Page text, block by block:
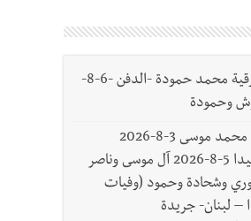
أن يبقى الشعب الفلسطيني يعيش كل هذا الألم؟ وإلى متى
وفاة الحاجة رقية محمد حمودة -الدفن -6-8-
وفاة مصطفى محمد موسى 3-8-2026
والتعازي في صيدا 5-8-2026 آل موسى وناصر
وشحادة وحمود (وفيات
– لبنان- جريدة